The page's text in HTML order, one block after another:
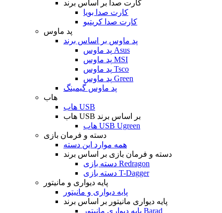
کارت صدا بر اساس برند
کارت صدا بویا
کارت صدا کریتیو
پد ماوس
پد ماوس بر اساس برند
پد ماوس Asus
پد ماوس MSI
پد ماوس Tsco
پد ماوس Green
پد ماوس گیمینگ
هاب
هاب USB
هاب USB بر اساس برند
هاب USB Ugreen
دسته و فرمان بازی
همه موارد این دسته
دسته و فرمان بازی بر اساس برند
دسته بازی Redragon
دسته بازی T-Dagger
پایه دیواری و مانیتور
پایه دیواری و مانیتور
پایه دیواری مانیتور بر اساس برند
پایه دیواری مانیتور Barad